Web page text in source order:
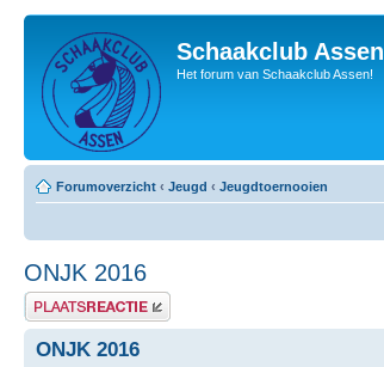
Schaakclub Assen
Het forum van Schaakclub Assen!
Forumoverzicht ‹ Jeugd ‹ Jeugdtoernooien
ONJK 2016
Plaats een reactie
ONJK 2016